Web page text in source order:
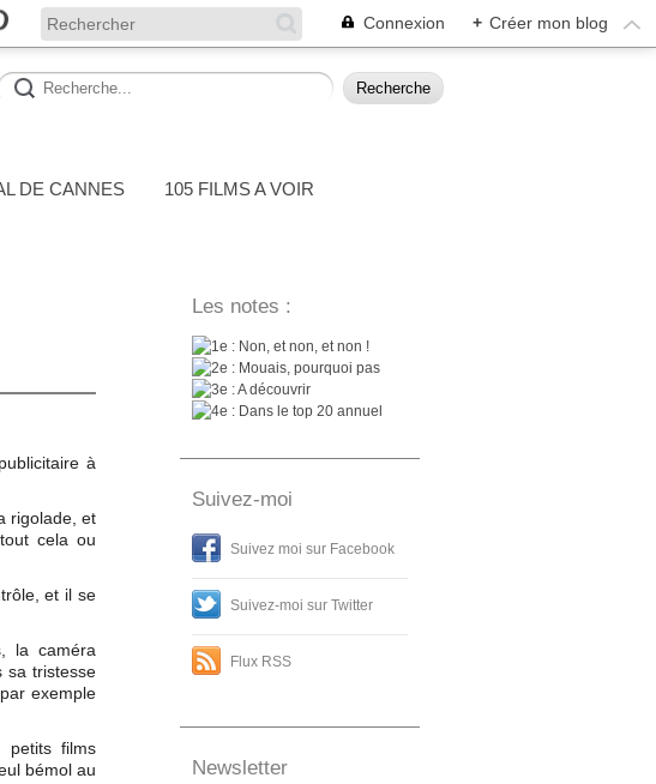
Connexion + Créer mon blog
DE CANNES
105 FILMS A VOIR
à
rigolade, et
cela ou
et il se
la caméra
sa tristesse
exemple
petits films
bémol au
Les notes :
: Non, et non, et non !
: Mouais, pourquoi pas
: A découvrir
: Dans le top 20 annuel
Suivez-moi
Suivez moi sur Facebook
Suivez-moi sur Twitter
Flux RSS
Newsletter